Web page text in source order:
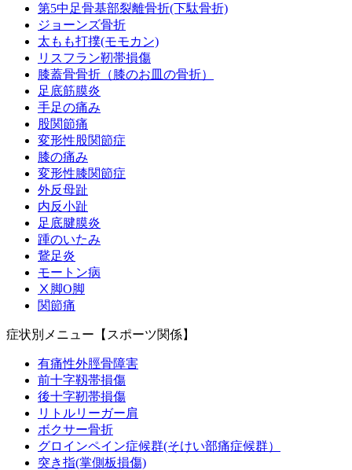
第5中足骨基部裂離骨折(下駄骨折)
ジョーンズ骨折
太もも打撲(モモカン)
リスフラン靭帯損傷
膝蓋骨骨折（膝のお皿の骨折）
足底筋膜炎
手足の痛み
股関節痛
変形性股関節症
膝の痛み
変形性膝関節症
外反母趾
内反小趾
足底腱膜炎
踵のいたみ
鵞足炎
モートン病
Ⅹ脚O脚
関節痛
症状別メニュー【スポーツ関係】
有痛性外脛骨障害
前十字靱帯損傷
後十字靭帯損傷
リトルリーガー肩
ボクサー骨折
グロインペイン症候群(そけい部痛症候群）
突き指(掌側板損傷)